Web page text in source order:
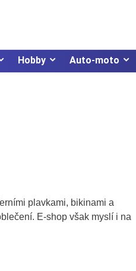
Hobby Auto-moto
plavkami, bikinami a
E-shop však myslí i na